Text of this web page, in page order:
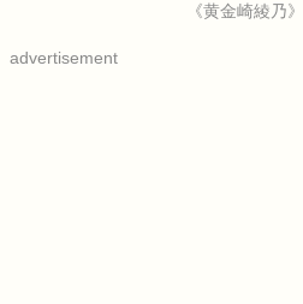
《黄金崎綾乃》
advertisement